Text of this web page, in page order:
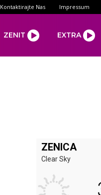
Kontaktirajte Nas Impressum
ZENIT EXTRA
ZENICA
Clear Sky